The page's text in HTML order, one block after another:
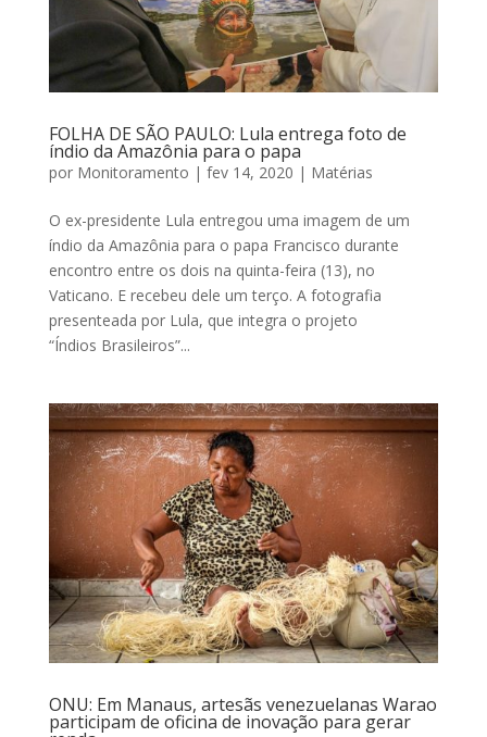
FOLHA DE SÃO PAULO: Lula entrega foto de
índio da Amazônia para o papa
por Monitoramento | fev 14, 2020 | Matérias
O ex-presidente Lula entregou uma imagem de um
índio da Amazônia para o papa Francisco durante
encontro entre os dois na quinta-feira (13), no
Vaticano. E recebeu dele um terço. A fotografia
presenteada por Lula, que integra o projeto
“Índios Brasileiros”...
ONU: Em Manaus, artesãs venezuelanas Warao
participam de oficina de inovação para gerar